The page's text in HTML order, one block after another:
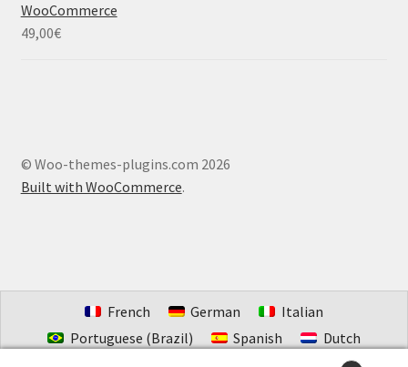
WooCommerce
49,00€
© Woo-themes-plugins.com 2026
Built with WooCommerce.
French German
Italian
Portuguese (Brazil)
Spanish
Dutch